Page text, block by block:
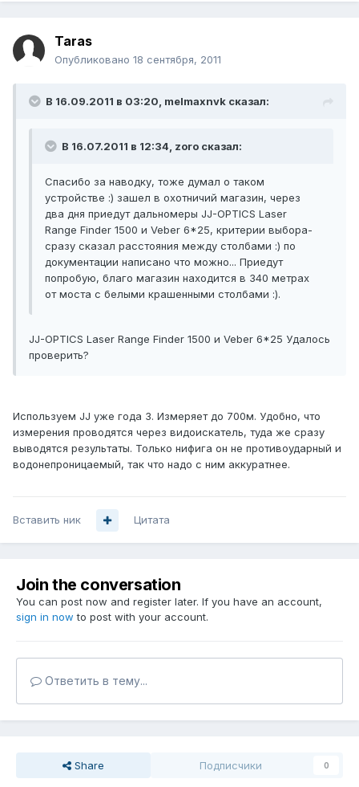
Taras
Опубликовано 18 сентября, 2011
В 16.09.2011 в 03:20, melmaxnvk сказал:
В 16.07.2011 в 12:34, zoro сказал:
Спасибо за наводку, тоже думал о таком
устройстве :) зашел в охотничий магазин, через
два дня приедут дальномеры JJ-OPTICS Laser
Range Finder 1500 и Veber 6*25, критерии выбора-
сразу сказал расстояния между столбами :) по
документации написано что можно... Приедут
попробую, благо магазин находится в 340 метрах
от моста с белыми крашенными столбами :).
JJ-OPTICS Laser Range Finder 1500 и Veber 6*25 Удалось
проверить?
Используем JJ уже года 3. Измеряет до 700м. Удобно, что
измерения проводятся через видоискатель, туда же сразу
выводятся результаты. Только нифига он не противоударный и
водонепроницаемый, так что надо с ним аккуратнее.
Вставить ник Цитата
Join the conversation
You can post now and register later. If you have an account,
sign in now to post with your account.
Ответить в тему...
Share Подписчики 0